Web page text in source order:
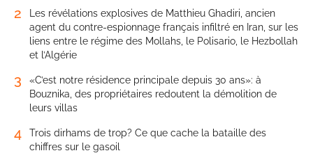
2
Les révélations explosives de Matthieu Ghadiri, ancien
agent du contre-espionnage français infiltré en Iran, sur les
liens entre le régime des Mollahs, le Polisario, le Hezbollah
et l’Algérie
3
«C’est notre résidence principale depuis 30 ans»: à
Bouznika, des propriétaires redoutent la démolition de
leurs villas
4
Trois dirhams de trop? Ce que cache la bataille des
chiffres sur le gasoil